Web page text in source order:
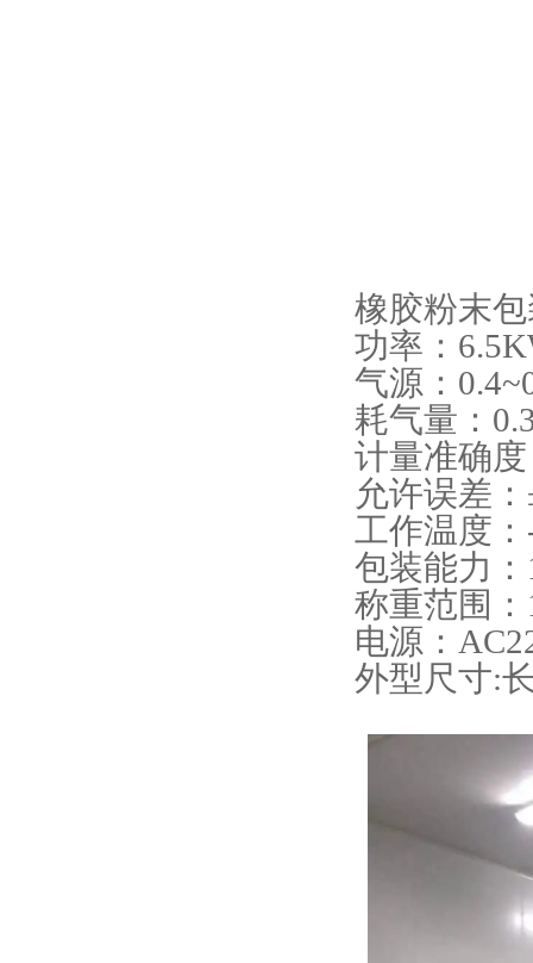
橡胶粉末
功率：
气源：
耗气量：
计量准确
允许误差：
工作温度
包装能力：
称重范围：
电源：
外型尺寸: